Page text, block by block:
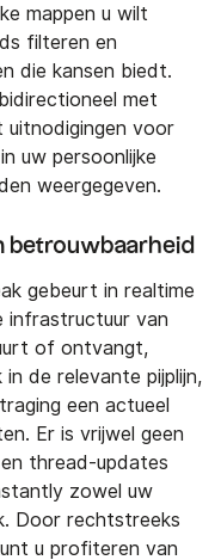
mappen u wilt
filteren en
die kansen biedt.
met
voor
uw persoonlijke
weergegeven.
betrouwbaarheid
gebeurt in realtime
infrastructuur van
of ontvangt,
de relevante pijplijn,
een actueel
Er is vrijwel geen
thread-updates
zowel uw
Door rechtstreeks
u profiteren van